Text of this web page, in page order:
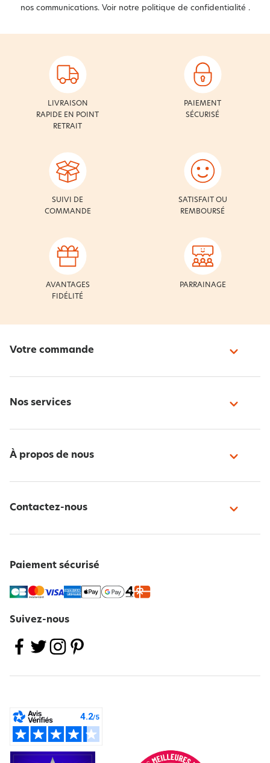
nos communications. Voir notre politique de confidentialité .
LIVRAISON
RAPIDE EN POINT
RETRAIT
PAIEMENT
SÉCURISÉ
SUIVI DE
COMMANDE
SATISFAIT OU
REMBOURSÉ
AVANTAGES
FIDÉLITÉ
PARRAINAGE
Votre commande
Nos services
À propos de nous
Contactez-nous
Paiement sécurisé
Suivez-nous